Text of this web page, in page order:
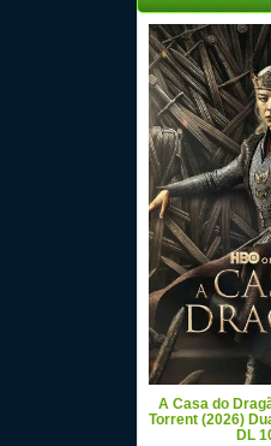
A Casa do
Torrent (2026)
DL